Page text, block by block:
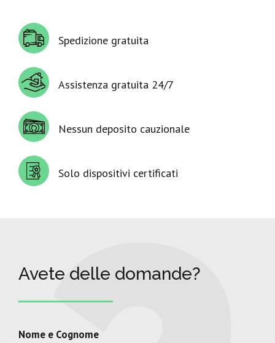
Spedizione gratuita
Assistenza gratuita 24/7
Nessun deposito cauzionale
Solo dispositivi certificati
Avete delle domande?
Nome e Cognome